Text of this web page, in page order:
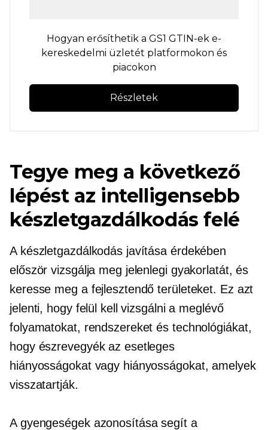
Hogyan erősíthetik a GS1 GTIN-ek e-
kereskedelmi üzletét platformokon és
piacokon
Részletek
Tegye meg a következő
lépést az intelligensebb
készletgazdálkodás felé
A készletgazdálkodás javítása érdekében
először vizsgálja meg jelenlegi gyakorlatát, és
keresse meg a fejlesztendő területeket. Ez azt
jelenti, hogy felül kell vizsgálni a meglévő
folyamatokat, rendszereket és technológiákat,
hogy észrevegyék az esetleges
hiányosságokat vagy hiányosságokat, amelyek
visszatartják.
A gyengeségek azonosítása segít a